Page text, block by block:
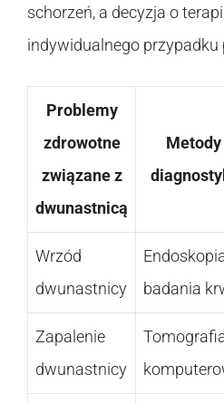
schorzeń, a decyzja o
indywidualnego przypadku
Problemy
zdrowotne
związane z
dwunastnicą
Metody
Wrzód
dwunastnicy
badania
Zapalenie
dwunastnicy